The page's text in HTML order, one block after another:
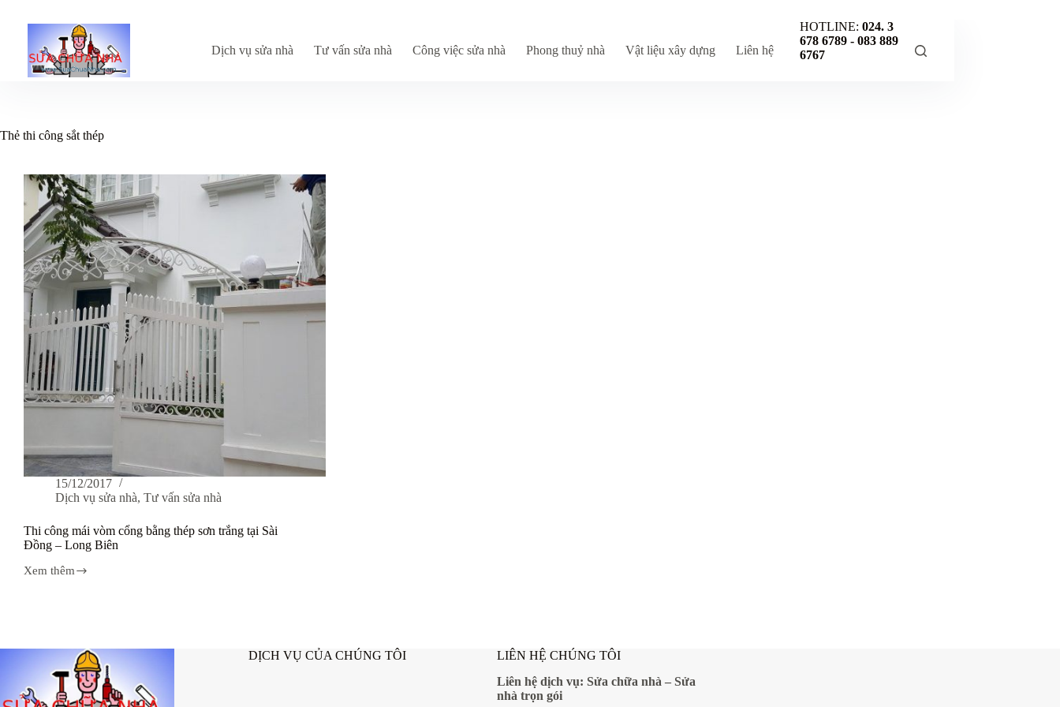
Dịch vụ sửa nhà Tư vấn sửa nhà Công việc sửa nhà Phong thuỷ nhà Vật liệu xây dựng Liên hệ
HOTLINE:024. 3
678 6789 -083 889
6767
Thẻ thi công sắt thép
15/12/2017
Dịch vụ sửa nhà, Tư vấn sửa nhà
Thi công mái vòm cổng bằng thép sơn trắng tại Sài
Đồng – Long Biên
Xem thêm
Thi
trắng
tại
DỊCH VỤ CỦA CHÚNG TÔI
LIÊN HỆ CHÚNG TÔI
Liên hệ dịch vụ: Sửa chữa nhà – Sửa
nhà trọn gói